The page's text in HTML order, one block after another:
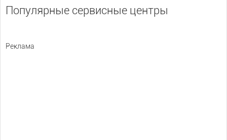
Популярные сервисные центры
Реклама